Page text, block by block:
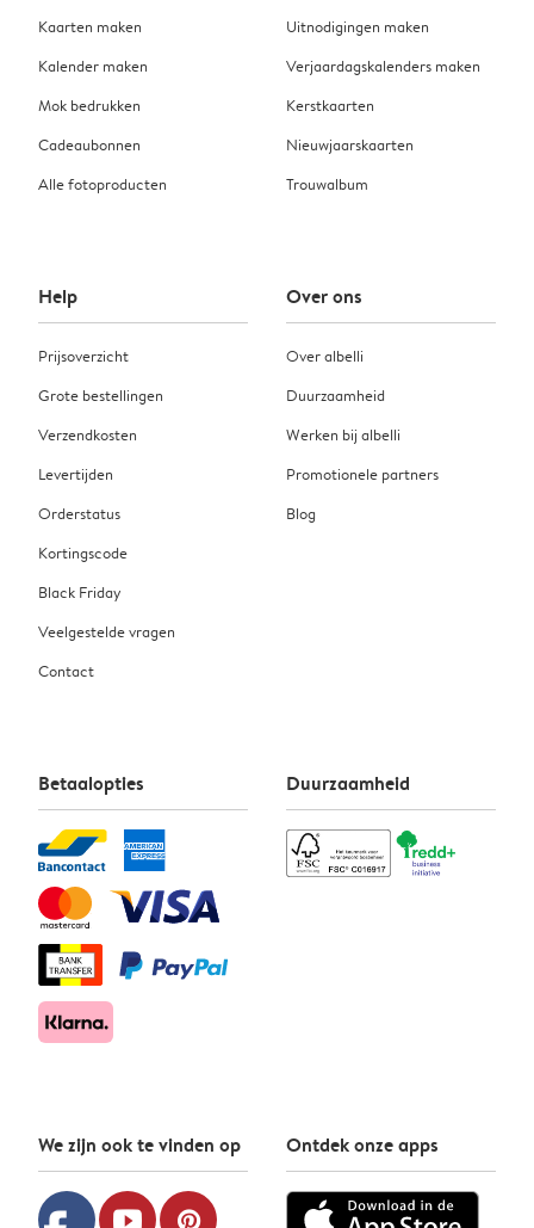
Kaarten maken
Kalender maken
Mok bedrukken
Cadeaubonnen
Alle fotoproducten
Uitnodigingen maken
Verjaardagskalenders maken
Kerstkaarten
Nieuwjaarskaarten
Trouwalbum
Help
Prijsoverzicht
Grote bestellingen
Verzendkosten
Levertijden
Orderstatus
Kortingscode
Black Friday
Veelgestelde vragen
Contact
Over ons
Over albelli
Duurzaamheid
Werken bij albelli
Promotionele partners
Blog
Betaalopties Duurzaamheid
We zijn ook te vinden op
youtube pinterest
Ontdek onze apps